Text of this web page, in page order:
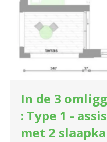
In de 3
: Type 1 -
met 2